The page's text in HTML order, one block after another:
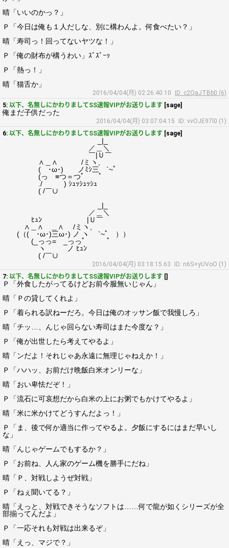
晴「いいのかっ？」
Ｐ「今日は俺も１人だしな、別に構わんよ。何食べたい？」
晴「寿司っ！回ってないヤツな！」
Ｐ「俺の財布が構うわい」ｽﾞｽﾞｰｯ
Ｐ「熱っ！」
晴「猫舌か」
2016/04/04(月) 02:26:40.10
ID: c2QaJTBb0 (6)
5: 以下、名無しにかわりましてSS速報VIPがお送りします [sage]
俺まだ子供だった
2016/04/04(月) 03:07:04.15
ID: vvOJE97l0 (1)
6: 以下、名無しにかわりましてSS速報VIPがお送りします [sage]
_|_
／＿＼
￣|Ｕ￣
∧＿∧ /ミヽ、
( ･ω･) ノﾐｼ三 `~ﾟ
(っ ≡つ＝つﾟ ﾟ
./ ) ｼｭｯｼｭｯｼｭ
( /￣∪
_|_
／＿＼
ﾋｭﾝ ￣|Ｕ￣
∧＿∧ ＿∧ /ミヽ、
(（( ･ω･)三ω･) ノ ヽ `~ﾟ ））
(_っっ= _っっﾟ ﾟ
ヽ ノ ﾋｭﾝ
( /￣∪
2016/04/04(月) 03:18:15.63
ID: n6S+yUVoO (1)
7: 以下、名無しにかわりましてSS速報VIPがお送りします []
Ｐ「外食したがってるけどお前今服無いじゃん」
晴「Ｐの貸してくれよ」
Ｐ「着られる訳ねーだろ。今日は俺のオッサン飯で我慢しろ」
晴「チッ…、んじゃ回らない寿司はまた今度な？」
Ｐ「俺が出世したら考えてやるよ」
晴「ンだよ！それじゃあ永遠に無理じゃねえか！」
Ｐ「ハハッ、お前だけ晩飯白米オンリーな」
晴「おい卑怯だぞ！」
Ｐ「流石に可哀想だから白米の上にお粥でもかけてやるよ」
晴「米に米かけてどうすんだよっ！」
Ｐ「ま、後で何か適当に作ってやるよ。夕飯にするにはまだ早いし
な」
晴「んじゃゲームでもするか？」
Ｐ「お前ね、人ん家のゲーム機を勝手にだね」
晴「Ｐ、対戦しようぜ対戦」
Ｐ「ねぇ聞いてる？」
晴「えっと、対戦できそうなソフトは……何で龍が如くシリーズが全
部揃ってんだよ」
Ｐ「一応それも対戦は出来るぞ」
晴「えっ、マジで？」